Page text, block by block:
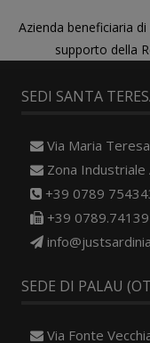
Azienda beneficiaria
supporto della
SEDI SANTA
Via Maria
Zona Industriale
+39 0789
+39
SEDE DI PALAU
Via Fonte